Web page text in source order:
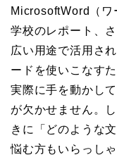
MicrosoftWord（ワ
学校のレポート、
広い用途で活用さ
ードを使いこなす
実際に手を動かし
が欠かせません。
きに「どのような
悩む方もいらっし